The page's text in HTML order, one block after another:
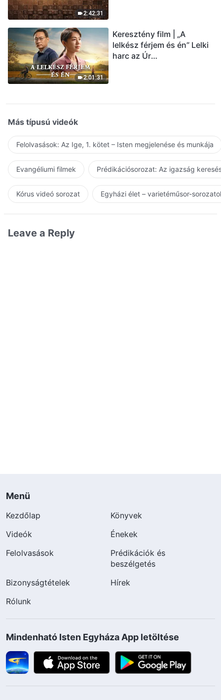
2:42:31
2:01:31
Keresztény film | „A
lelkész férjem és én” Lelki
harc az Úr
Más típusú videók
Felolvasások: Az Ige, 1. kötet – Isten megjelenése és munkája
Evangéliumi filmek Prédikációsorozat: Az igazság
Kórus videó sorozat Egyházi élet – varietéműsor-
Leave a Reply
Menü
Kezdőlap
Könyvek
Videók
Énekek
Felolvasások
Prédikációk és
beszélgetés
Bizonyságtételek
Hírek
Rólunk
Mindenható Isten Egyháza App letöltése